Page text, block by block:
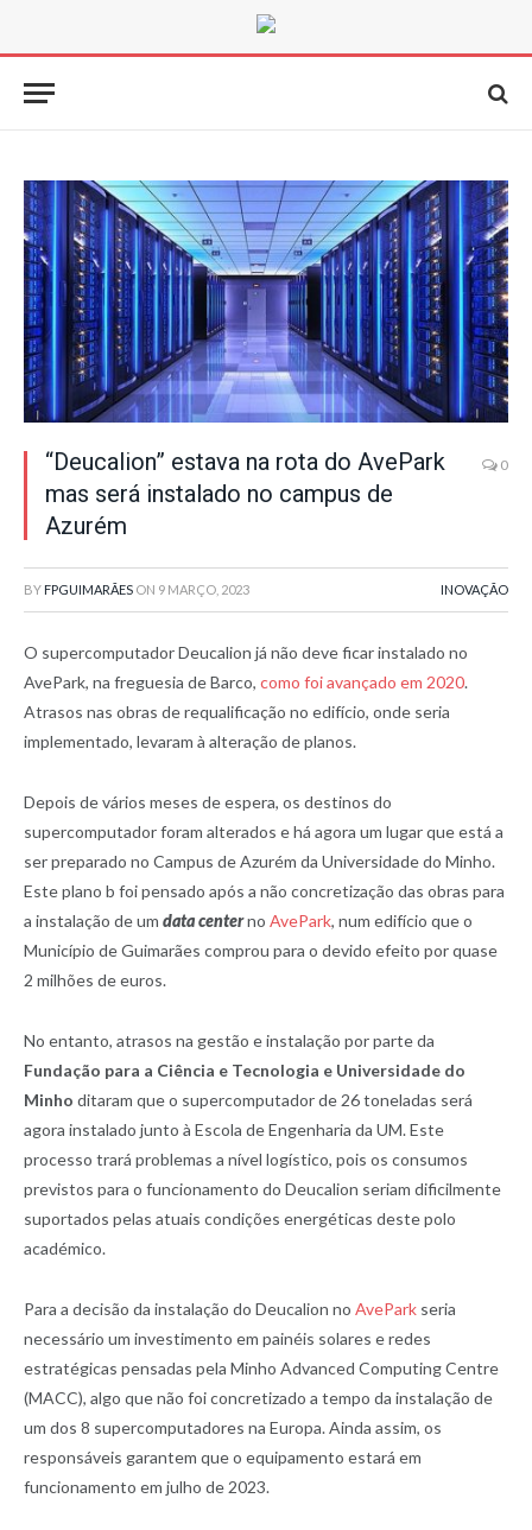
“Deucalion” estava na rota do AvePark
mas será instalado no campus de
Azurém
0
BY FPGUIMARÃES ON 9 MARÇO, 2023 INOVAÇÃO
O supercomputador Deucalion já não deve ficar instalado no
AvePark, na freguesia de Barco, como foi avançado em 2020.
Atrasos nas obras de requalificação no edifício, onde seria
implementado, levaram à alteração de planos.
Depois de vários meses de espera, os destinos do
supercomputador foram alterados e há agora um lugar que está a
ser preparado no Campus de Azurém da Universidade do Minho.
Este plano b foi pensado após a não concretização das obras para
a instalação de um data centerno AvePark, num edifício que o
Município de Guimarães comprou para o devido efeito por quase
2 milhões de euros.
No entanto, atrasos na gestão e instalação por parte da
Fundação para a Ciência e Tecnologia e Universidade do
Minho ditaram que o supercomputador de 26 toneladas será
agora instalado junto à Escola de Engenharia da UM. Este
processo trará problemas a nível logístico, pois os consumos
previstos para o funcionamento do Deucalion seriam dificilmente
suportados pelas atuais condições energéticas deste polo
académico.
Para a decisão da instalação do Deucalion no AvePark seria
necessário um investimento em painéis solares e redes
estratégicas pensadas pela Minho Advanced Computing Centre
(MACC), algo que não foi concretizado a tempo da instalação de
um dos 8 supercomputadores na Europa. Ainda assim, os
responsáveis garantem que o equipamento estará em
funcionamento em julho de 2023.